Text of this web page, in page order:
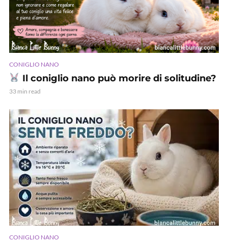
CONIGLIO NANO
Il coniglio nano può morire di solitudine?
33 min read
CONIGLIO NANO